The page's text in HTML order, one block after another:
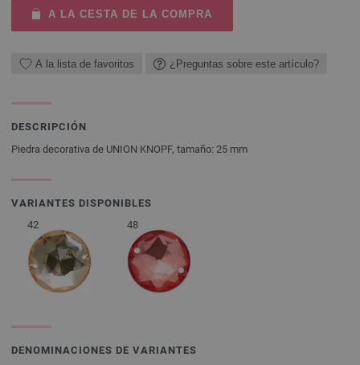
A LA CESTA DE LA COMPRA
A la lista de favoritos ¿Preguntas sobre este artículo?
DESCRIPCIÓN
Piedra decorativa de UNION KNOPF, tamaño: 25 mm
VARIANTES DISPONIBLES
42
48
DENOMINACIONES DE VARIANTES